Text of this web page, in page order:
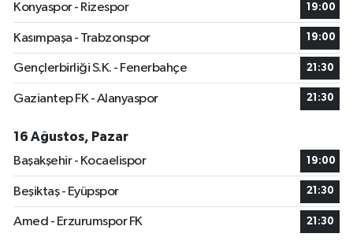
Konyaspor - Rizespor
19:00
Kasımpaşa - Trabzonspor 19:00
Gençlerbirliği S.K. - Fenerbahçe 21:30
Gaziantep FK - Alanyaspor 21:30
16 Ağustos, Pazar
Başakşehir - Kocaelispor
19:00
Beşiktaş - Eyüpspor 21:30
Amed - Erzurumspor FK 21:30